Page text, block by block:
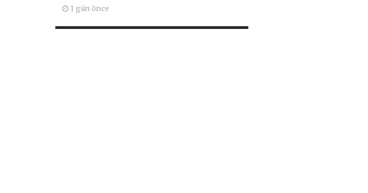
1 gün önce